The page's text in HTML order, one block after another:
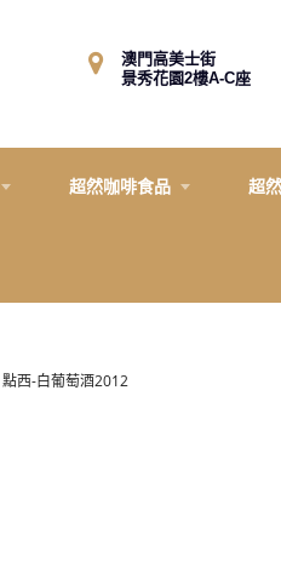
澳門高美士街
景秀花園2樓A-C座
超然咖啡食品 超
點西-白葡萄酒2012